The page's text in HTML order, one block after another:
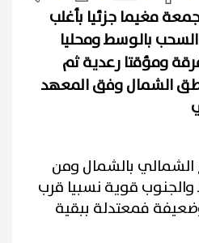
مغيما جزئيا بأغلب
بالوسط ومحليا
ومؤقتا رعدية ثم
الشمال وفق المعهد
الشمالي بالشمال ومن
قوية نسبيا قرب
فمعتدلة ببقية